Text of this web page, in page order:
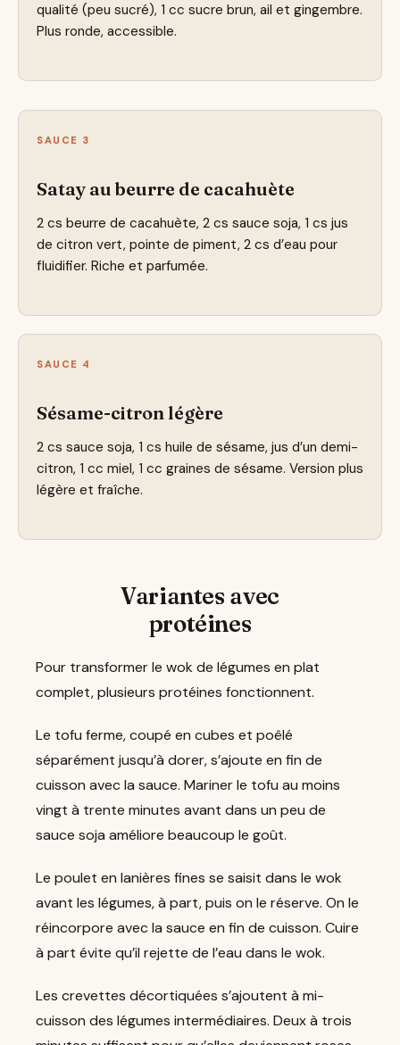
qualité (peu sucré), 1 cc sucre brun, ail et gingembre.
Plus ronde, accessible.
SAUCE 3
Satay au beurre de cacahuète
2 cs beurre de cacahuète, 2 cs sauce soja, 1 cs jus
de citron vert, pointe de piment, 2 cs d’eau pour
fluidifier. Riche et parfumée.
SAUCE 4
Sésame-citron légère
2 cs sauce soja, 1 cs huile de sésame, jus d’un demi-
citron, 1 cc miel, 1 cc graines de sésame. Version plus
légère et fraîche.
Variantes avec
protéines
Pour transformer le wok de légumes en plat
complet, plusieurs protéines fonctionnent.
Le tofu ferme, coupé en cubes et poêlé
séparément jusqu’à dorer, s’ajoute en fin de
cuisson avec la sauce. Mariner le tofu au moins
vingt à trente minutes avant dans un peu de
sauce soja améliore beaucoup le goût.
Le poulet en lanières fines se saisit dans le wok
avant les légumes, à part, puis on le réserve. On le
réincorpore avec la sauce en fin de cuisson. Cuire
à part évite qu’il rejette de l’eau dans le wok.
Les crevettes décortiquées s’ajoutent à mi-
cuisson des légumes intermédiaires. Deux à trois